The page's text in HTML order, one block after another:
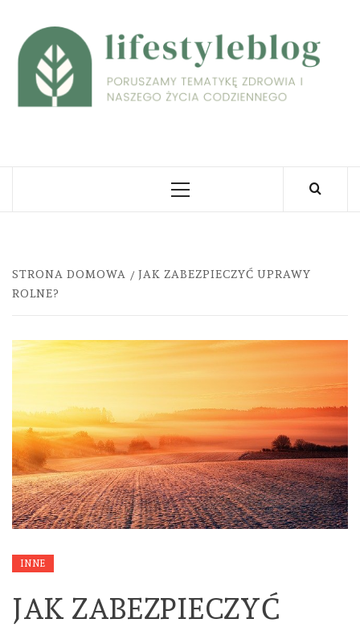
content
Primary
STRONA DOMOWA
JAK ZABEZPIECZYĆ UPRAWY
ROLNE?
INNE
JAK ZABEZPIECZYĆ